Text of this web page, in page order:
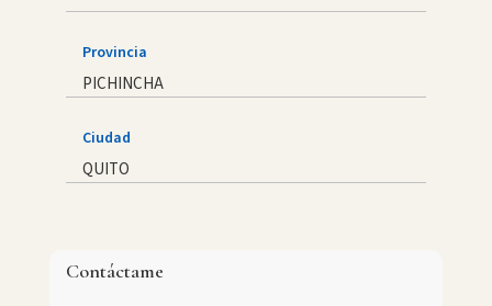
Provincia
PICHINCHA
Ciudad
QUITO
Contáctame